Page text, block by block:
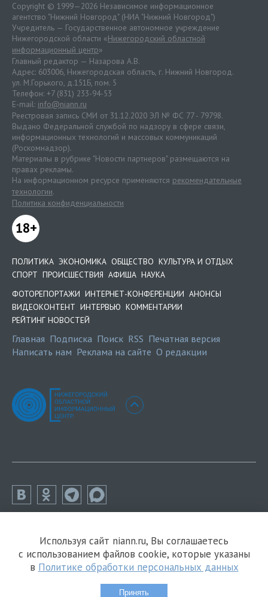
Copyright © 1999—2026 Независимое информационное
агентство "Нижний Новгород" (НИА "Нижний Новгород")
Учредитель — Государственное автономное учреждение
Нижегородской области «Нижегородский областной
информационный центр»
Главный редактор — Назарова А.В.
Адрес: 603006, Нижегородская область, г. Нижний Новгород.
ул. М.Горького, д.151Б, пом. 5
Телефон: +7 (831) 233-94-53
E-mail: info@niann.ru
Реестровая запись СМИ от 31.12.2020 ЭЛ № ФС 77 - 79798.
Выдано Федеральной службой по надзору в сфере связи,
информационных технологий и массовых коммуникаций
(Роскомнадзор).
Материалы в рубрике "Новости партнеров" размещаются на
правах рекламы.
На информационном ресурсе применяются рекомендательные
технологии.
Политика конфиденциальности
18+
ПОЛИТИКА ЭКОНОМИКА ОБЩЕСТВО КУЛЬТУРА И ОТДЫХ
СПОРТ ПРОИСШЕСТВИЯ АФИША НАУКА
ФОТОРЕПОРТАЖИ ИНТЕРНЕТ-КОНФЕРЕНЦИИ АНОНСЫ
ВИДЕОКОНТЕНТ ИНТЕРВЬЮ КОММЕНТАРИИ
РЕЙТИНГ НОВОСТЕЙ
Главная Подписка Поиск RSS Печатная версия
Написать нам Реклама на сайте О редакции
Используя сайт niann.ru, Вы соглашаетесь
с использованием файлов cookie, которые указаны
в Политике обработки персональных данных
Принять